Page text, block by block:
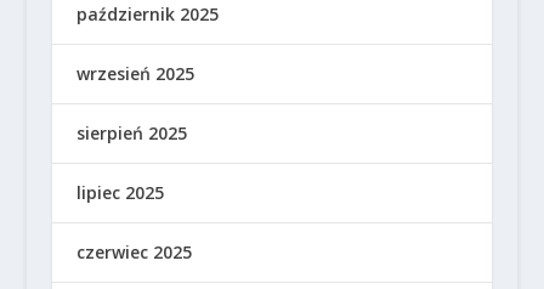
październik 2025
wrzesień 2025
sierpień 2025
lipiec 2025
czerwiec 2025